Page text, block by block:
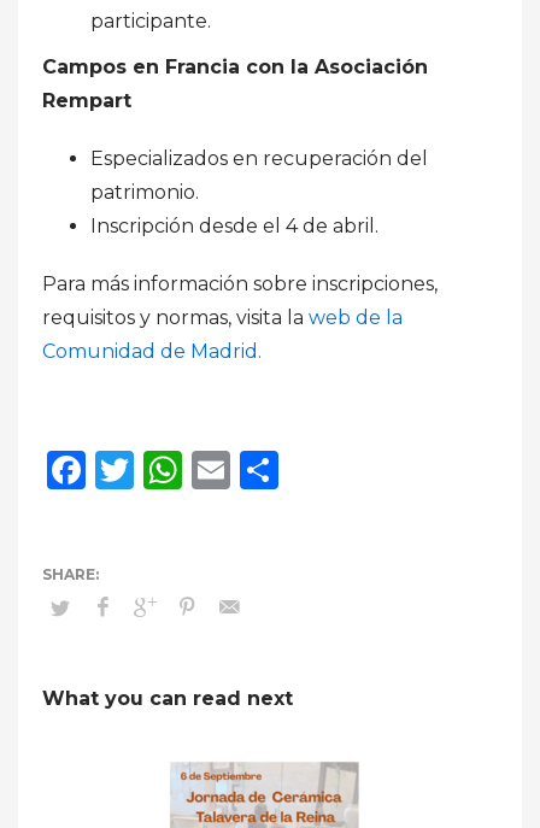
participante.
Campos en Francia con la Asociación
Rempart
Especializados en recuperación del
patrimonio.
Inscripción desde el 4 de abril.
Para más información sobre inscripciones,
requisitos y normas, visita la web de la
Comunidad de Madrid.
Facebook
Twitter
WhatsApp
Email
What you can read next